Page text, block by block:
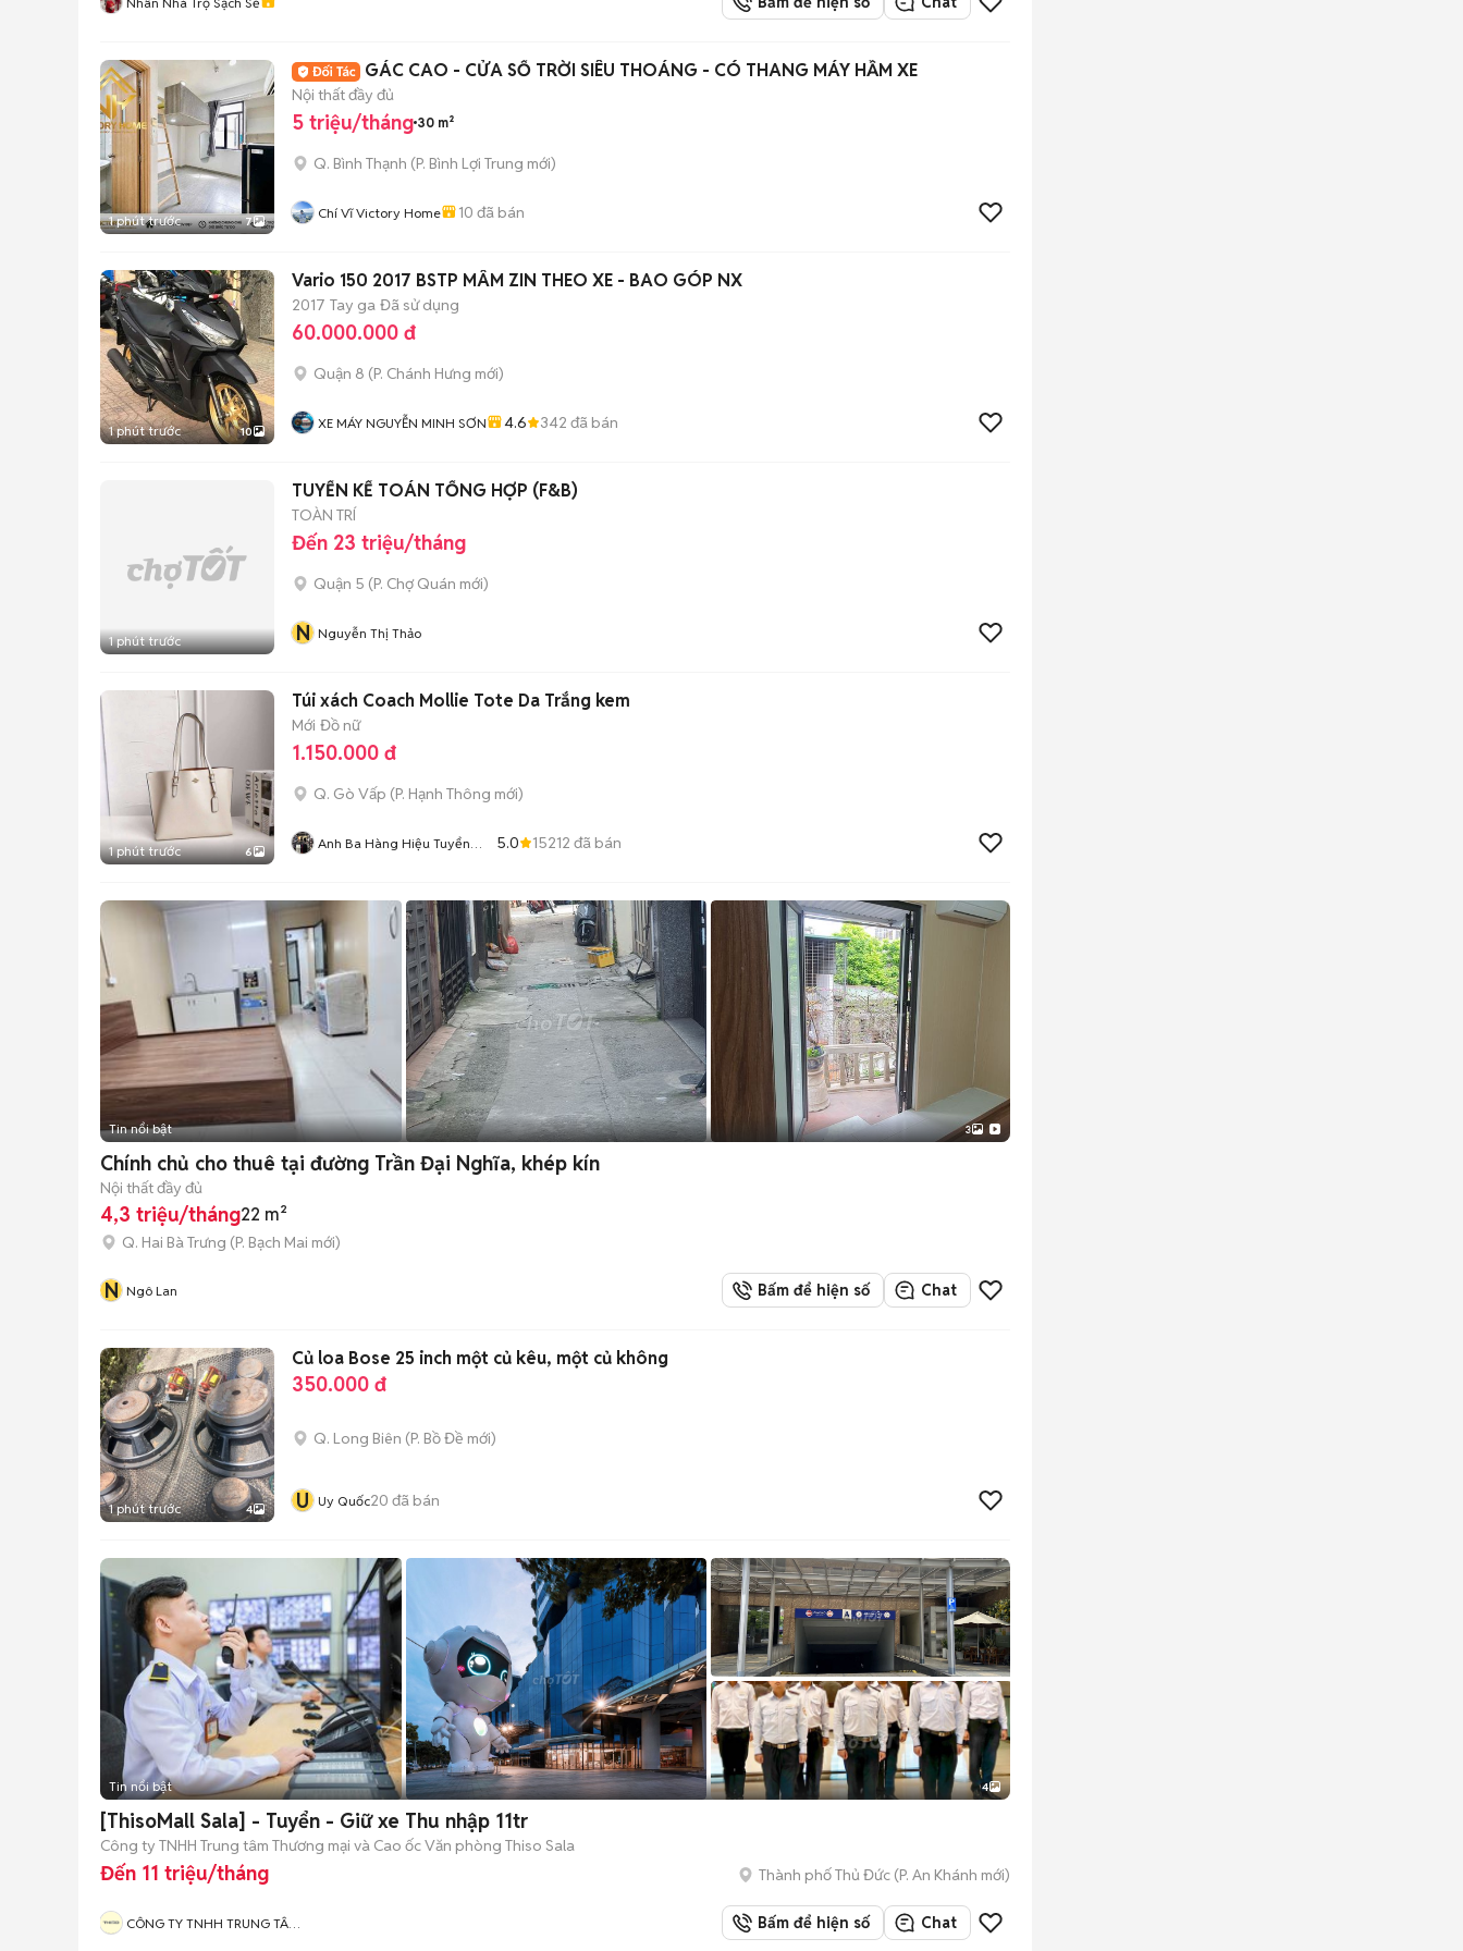
1 phút trước 7
GÁC CAO - CỬA SỔ TRỜI SIÊU THOÁNG - CÓ THANG MÁY HẦM XE
Nội thất đầy đủ
5 triệu/tháng 30 m²
Q. Bình Thạnh (P. Bình Lợi Trung mới)
Chí Vĩ Victory Home 10 đã bán
1 phút trước 10
Vario 150 2017 BSTP MÂM ZIN THEO XE - BAO GÓP NX
2017 Tay ga Đã sử dụng
60.000.000 đ
Quận 8 (P. Chánh Hưng mới)
XE MÁY NGUYỄN MINH SƠN 4.6 342 đã bán
1 phút trước
TUYỂN KẾ TOÁN TỔNG HỢP (F&B)
TOÀN TRÍ
Đến 23 triệu/tháng
Quận 5 (P. Chợ Quán mới)
N Nguyễn Thị Thảo
1 phút trước 6
Túi xách Coach Mollie Tote Da Trắng kem
Mới Đồ nữ
1.150.000 đ
Q. Gò Vấp (P. Hạnh Thông mới)
Anh Ba Hàng Hiệu Tuyển
5.0 15212 đã bán
Tin nổi bật 3
Chính chủ cho thuê tại đường Trần Đại Nghĩa, khép kín
Nội thất đầy đủ
4,3 triệu/tháng22 m²
Q. Hai Bà Trưng (P. Bạch Mai mới)
N Ngô Lan Bấm để hiện số Chat
1 phút trước 4
Củ loa Bose 25 inch một củ kêu, một củ không
350.000 đ
Q. Long Biên (P. Bồ Đề mới)
U Uy Quốc20 đã bán
Tin nổi bật 4
[ThisoMall Sala] - Tuyển - Giữ xe Thu nhập 11tr
Công ty TNHH Trung tâm Thương mại và Cao ốc Văn phòng Thiso Sala
Đến 11 triệu/tháng Thành phố Thủ Đức (P. An Khánh mới)
CÔNG TY TNHH TRUNG TÂM
Bấm để hiện số Chat